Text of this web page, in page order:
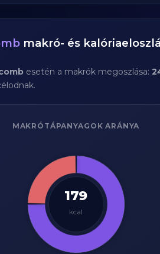
makró- és
esetén a makrók megoszlása:
MAKRÓTÁPANYAGOK ARÁNYA
179
kcal